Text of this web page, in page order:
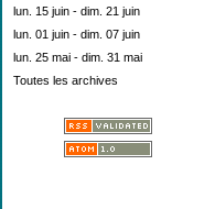
lun. 15 juin - dim. 21 juin
lun. 01 juin - dim. 07 juin
lun. 25 mai - dim. 31 mai
Toutes les archives